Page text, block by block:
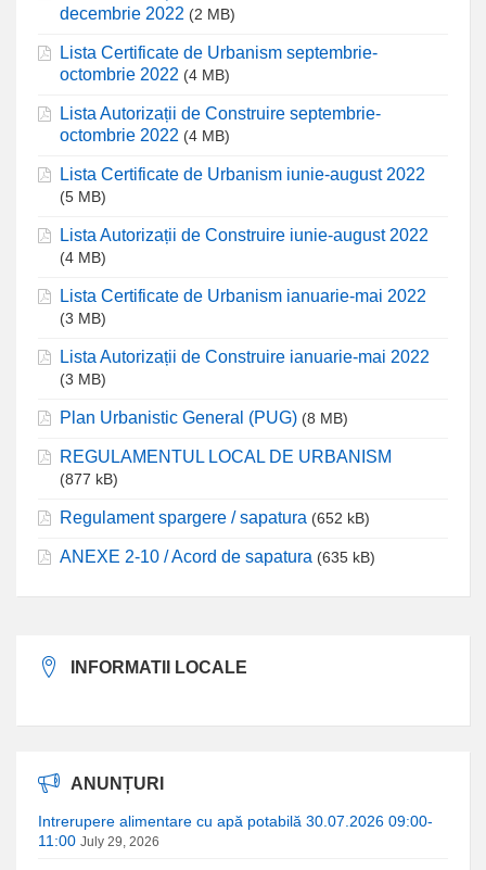
decembrie 2022 (2 MB)
Lista Certificate de Urbanism septembrie-
octombrie 2022 (4 MB)
Lista Autorizații de Construire septembrie-
octombrie 2022 (4 MB)
Lista Certificate de Urbanism iunie-august 2022
(5 MB)
Lista Autorizații de Construire iunie-august 2022
(4 MB)
Lista Certificate de Urbanism ianuarie-mai 2022
(3 MB)
Lista Autorizații de Construire ianuarie-mai 2022
(3 MB)
Plan Urbanistic General (PUG) (8 MB)
REGULAMENTUL LOCAL DE URBANISM
(877 kB)
Regulament spargere / sapatura (652 kB)
ANEXE 2-10 / Acord de sapatura (635 kB)
INFORMATII LOCALE
ANUNȚURI
Intrerupere alimentare cu apă potabilă 30.07.2026 09:00-
11:00 July 29, 2026